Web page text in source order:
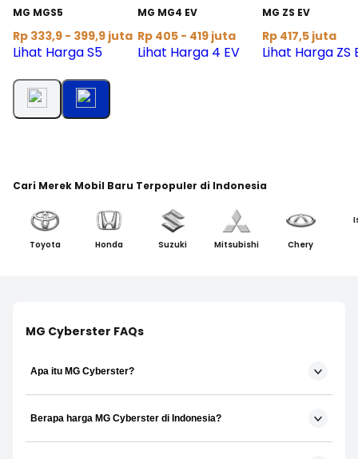
MG MGS5
Rp 333,9 - 399,9 juta
Lihat Harga S5
MG MG4 EV
Rp 405 - 419 juta
Lihat Harga 4 EV
MG ZS EV
Rp 417,5 juta
Lihat Harga ZS
Cari Merek Mobil Baru Terpopuler di Indonesia
Toyota Honda Suzuki Mitsubishi Chery
MG Cyberster FAQs
Apa itu MG Cyberster?
Berapa harga MG Cyberster di Indonesia?